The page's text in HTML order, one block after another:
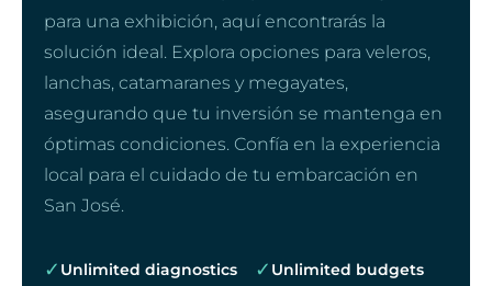
para una exhibición, aquí encontrarás la
solución ideal. Explora opciones para veleros,
lanchas, catamaranes y megayates,
asegurando que tu inversión se mantenga en
óptimas condiciones. Confía en la experiencia
local para el cuidado de tu embarcación en
San José.
✓ Unlimited diagnostics ✓ Unlimited budgets